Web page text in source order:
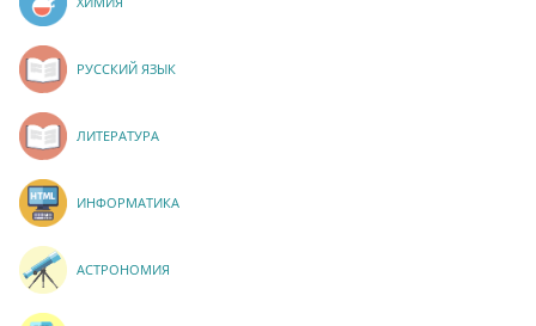
РУССКИЙ ЯЗЫК
ЛИТЕРАТУРА
ИНФОРМАТИКА
АСТРОНОМИЯ